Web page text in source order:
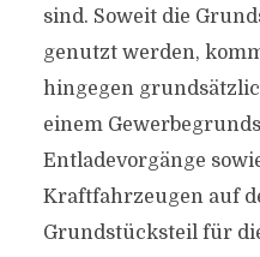
sind. Soweit die
genutzt werden,
hingegen
einem
Entladevorgänge
Kraftfahrzeugen auf
Grundstücksteil für